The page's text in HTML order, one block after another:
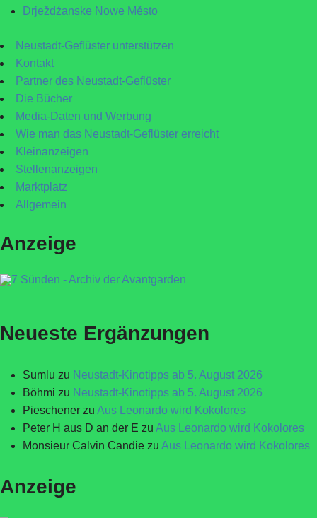
Drježdźanske Nowe Město
Neustadt-Geflüster unterstützen
Kontakt
Partner des Neustadt-Geflüster
Die Bücher
Media-Daten und Werbung
Wie man das Neustadt-Geflüster erreicht
Kleinanzeigen
Stellenanzeigen
Marktplatz
Allgemein
Anzeige
Neueste Ergänzungen
Sumlu zu Neustadt-Kinotipps ab 5. August 2026
Böhmi zu Neustadt-Kinotipps ab 5. August 2026
Pieschener zu Aus Leonardo wird Kokolores
Peter H aus D an der E zu Aus Leonardo wird Kokolores
Monsieur Calvin Candie zu Aus Leonardo wird Kokolores
Anzeige